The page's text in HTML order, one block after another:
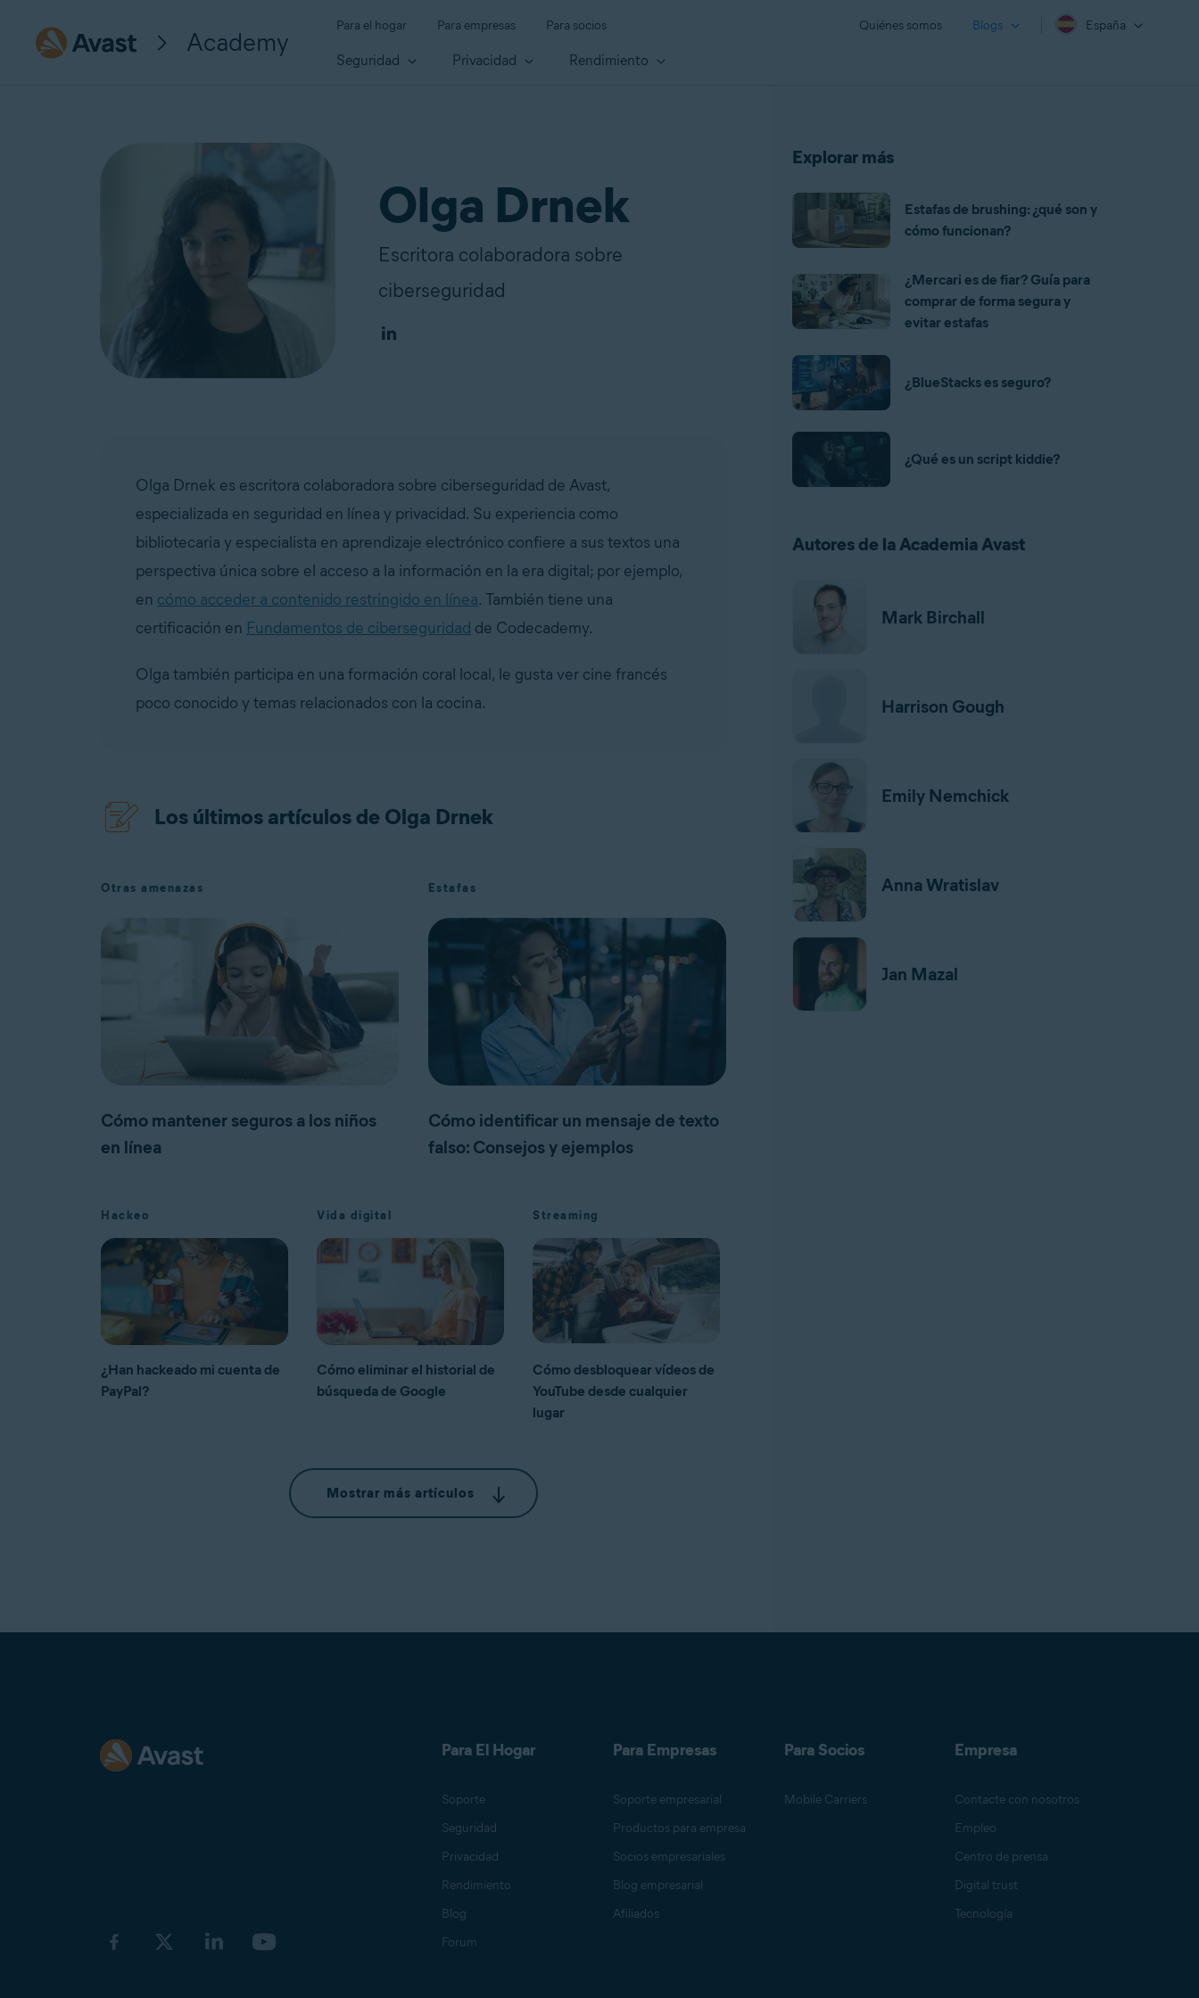
Academy
Para el hogar Para empresas Para socios Quiénes somos Blogs España
Seguridad Privacidad Rendimiento
Olga Drnek
Escritora colaboradora sobre
ciberseguridad
Olga Drnek es escritora colaboradora sobre ciberseguridad de Avast,
especializada en seguridad en línea y privacidad. Su experiencia como
bibliotecaria y especialista en aprendizaje electrónico confiere a sus textos una
perspectiva única sobre el acceso a la información en la era digital; por ejemplo,
en cómo acceder a contenido restringido en línea. También tiene una
certificación en Fundamentos de ciberseguridad de Codecademy.
Olga también participa en una formación coral local, le gusta ver cine francés
poco conocido y temas relacionados con la cocina.
Los últimos artículos de Olga Drnek
Otras amenazas
Cómo mantener seguros a los niños
en línea
Estafas
Cómo identificar un mensaje de texto
falso: Consejos y ejemplos
Hackeo
¿Han hackeado mi cuenta de
PayPal?
Vida digital
Cómo eliminar el historial de
búsqueda de Google
Streaming
Cómo desbloquear vídeos de
YouTube desde cualquier
lugar
Mostrar más artículos
Explorar más
Estafas de brushing: ¿qué son y
cómo funcionan?
¿Mercari es de fiar? Guía para
comprar de forma segura y
evitar estafas
¿BlueStacks es seguro?
¿Qué es un script kiddie?
Autores de la Academia Avast
Mark Birchall
Harrison Gough
Emily Nemchick
Anna Wratislav
Jan Mazal
Mike Polacko
Para El Hogar
Soporte
Seguridad
Privacidad
Rendimiento
Blog
Forum
Para Empresas
Soporte empresarial
Productos para empresa
Socios empresariales
Blog empresarial
Afiliados
Para Socios
Mobile Carriers
Empresa
Contacte con nosotros
Empleo
Centro de prensa
Digital trust
Tecnología